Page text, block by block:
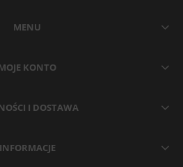
MENU
KONTO
I DOSTAWA
INFORMACJE